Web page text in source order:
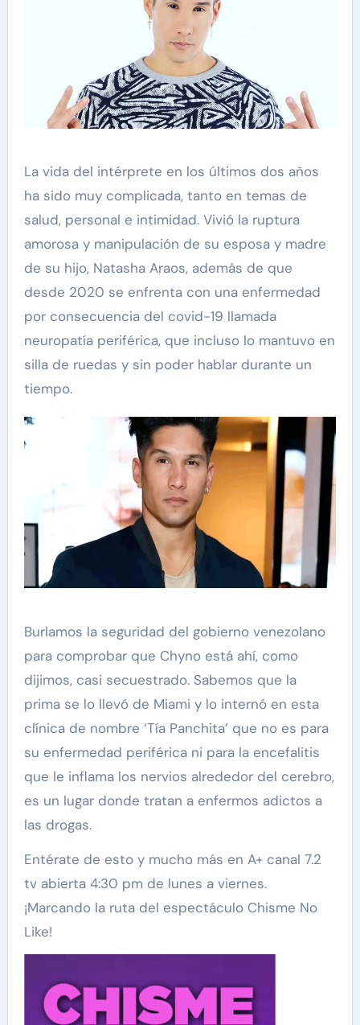
La vida del intérprete en los últimos dos años
ha sido muy complicada, tanto en temas de
salud, personal e intimidad. Vivió la ruptura
amorosa y manipulación de su esposa y madre
de su hijo, Natasha Araos, además de que
desde 2020 se enfrenta con una enfermedad
por consecuencia del covid-19 llamada
neuropatía periférica, que incluso lo mantuvo en
silla de ruedas y sin poder hablar durante un
tiempo.
Burlamos la seguridad del gobierno venezolano
para comprobar que Chyno está ahí, como
dijimos, casi secuestrado. Sabemos que la
prima se lo llevó de Miami y lo internó en esta
clínica de nombre ‘Tía Panchita’ que no es para
su enfermedad periférica ni para la encefalitis
que le inflama los nervios alrededor del cerebro,
es un lugar donde tratan a enfermos adictos a
las drogas.
Entérate de esto y mucho más en A+ canal 7.2
tv abierta 4:30 pm de lunes a viernes.
¡Marcando la ruta del espectáculo Chisme No
Like!